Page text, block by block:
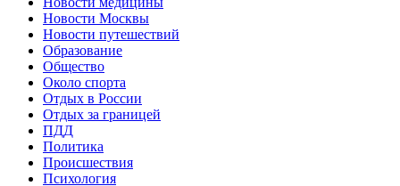
Новости Москвы
Новости путешествий
Образование
Общество
Около спорта
Отдых в России
Отдых за границей
ПДД
Политика
Происшествия
Психология